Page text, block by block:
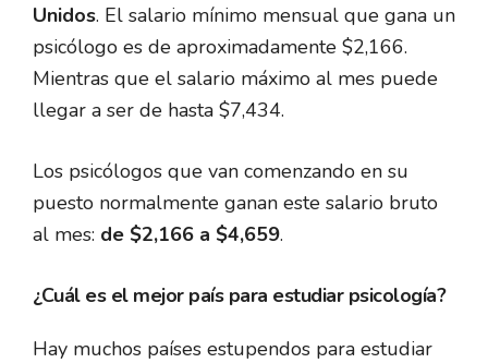
Unidos. El salario mínimo mensual que gana un
psicólogo es de aproximadamente $2,166.
Mientras que el salario máximo al mes puede
llegar a ser de hasta $7,434.
Los psicólogos que van comenzando en su
puesto normalmente ganan este salario bruto
al mes: de $2,166 a $4,659.
¿Cuál es el mejor país para estudiar psicología?
Hay muchos países estupendos para estudiar